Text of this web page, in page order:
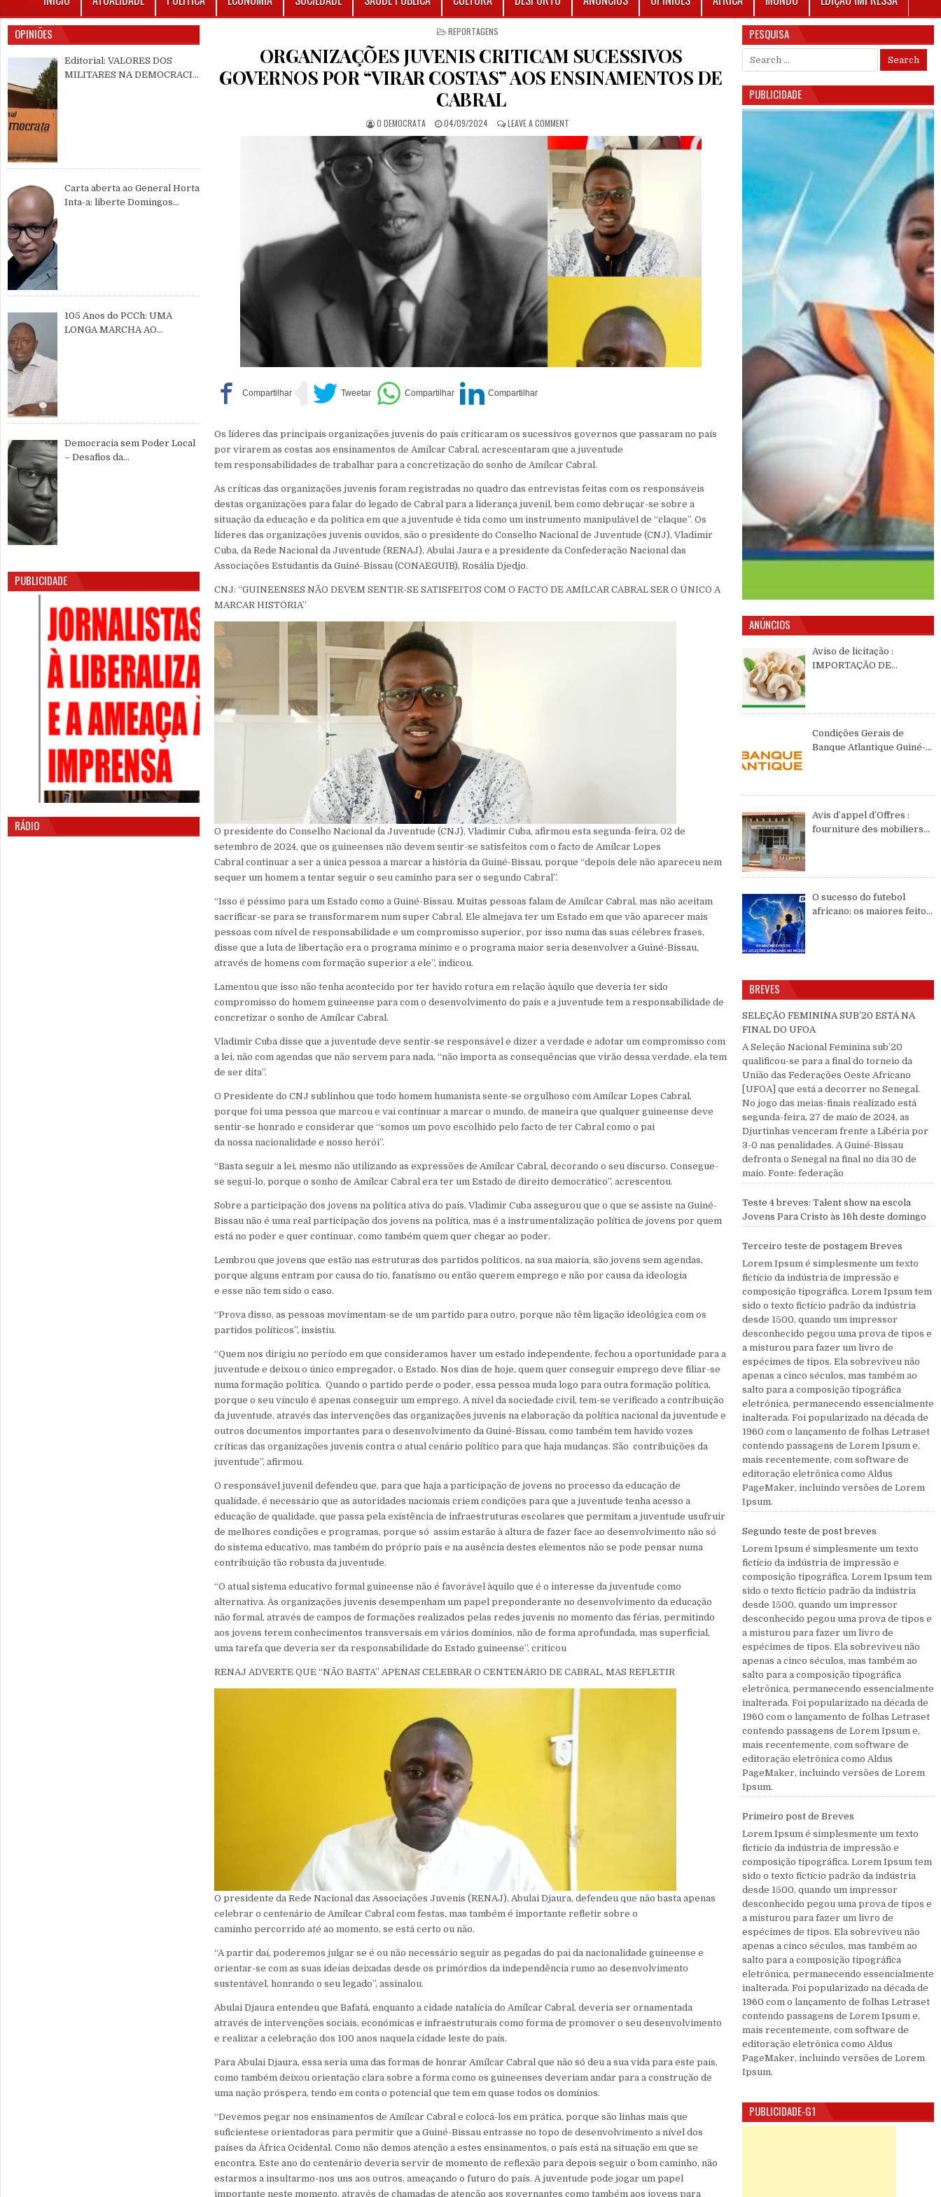
POSTED IN
REPORTAGENS
ORGANIZAÇÕES JUVENIS CRITICAM SUCESSIVOS
GOVERNOS POR “VIRAR COSTAS” AOS ENSINAMENTOS DE
CABRAL
AUTHOR:
O DEMOCRATA PUBLISHED DATE:
04/09/2024 LEAVE A COMMENTON ORGANIZAÇÕES JUVENIS CRITICAM SUCESSIVOS GOVERNOS POR “VIRAR COSTAS” AOS ENSINAMENTOS
Os líderes das principais organizações juvenis do país criticaram os sucessivos governos que passaram no país
por virarem as costas aos ensinamentos de Amílcar Cabral, acrescentaram que a juventude
tem responsabilidades de trabalhar para a concretização do sonho de Amílcar Cabral.
As críticas das organizações juvenis foram registradas no quadro das entrevistas feitas com os responsáveis
destas organizações para falar do legado de Cabral para a liderança juvenil, bem como debruçar-se sobre a
situação da educação e da política em que a juventude é tida como um instrumento manipulável de “claque”. Os
líderes das organizações juvenis ouvidos, são o presidente do Conselho Nacional de Juventude (CNJ), Vladimir
Cuba, da Rede Nacional da Juventude (RENAJ), Abulai Jaura e a presidente da Confederação Nacional das
Associações Estudantis da Guiné-Bissau (CONAEGUIB), Rosália Djedjo.
CNJ: “GUINEENSES NÃO DEVEM SENTIR-SE SATISFEITOS COM O FACTO DE AMÍLCAR CABRAL SER O ÚNICO A
MARCAR HISTÓRIA”
O presidente do Conselho Nacional da Juventude (CNJ), Vladimir Cuba, afirmou esta segunda-feira, 02 de
setembro de 2024, que os guineenses não devem sentir-se satisfeitos com o facto de Amílcar Lopes
Cabral continuar a ser a única pessoa a marcar a história da Guiné-Bissau, porque “depois dele não apareceu nem
sequer um homem a tentar seguir o seu caminho para ser o segundo Cabral”.
“Isso é péssimo para um Estado como a Guiné-Bissau. Muitas pessoas falam de Amílcar Cabral, mas não aceitam
sacrificar-se para se transformarem num super Cabral. Ele almejava ter um Estado em que vão aparecer mais
pessoas com nível de responsabilidade e um compromisso superior, por isso numa das suas célebres frases,
disse que a luta de libertação era o programa mínimo e o programa maior seria desenvolver a Guiné-Bissau,
através de homens com formação superior a ele”, indicou.
Lamentou que isso não tenha acontecido por ter havido rotura em relação àquilo que deveria ter sido
compromisso do homem guineense para com o desenvolvimento do país e a juventude tem a responsabilidade de
concretizar o sonho de Amílcar Cabral.
Vladimir Cuba disse que a juventude deve sentir-se responsável e dizer a verdade e adotar um compromisso com
a lei, não com agendas que não servem para nada, “não importa as consequências que virão dessa verdade, ela tem
de ser dita”.
O Presidente do CNJ sublinhou que todo homem humanista sente-se orgulhoso com Amílcar Lopes Cabral,
porque foi uma pessoa que marcou e vai continuar a marcar o mundo, de maneira que qualquer guineense deve
sentir-se honrado e considerar que “somos um povo escolhido pelo facto de ter Cabral como o pai
da nossa nacionalidade e nosso herói”.
“Basta seguir a lei, mesmo não utilizando as expressões de Amílcar Cabral, decorando o seu discurso. Consegue-
se segui-lo, porque o sonho de Amílcar Cabral era ter um Estado de direito democrático”, acrescentou.
Sobre a participação dos jovens na política ativa do país, Vladimir Cuba assegurou que o que se assiste na Guiné-
Bissau não é uma real participação dos jovens na política, mas é a instrumentalização política de jovens por quem
está no poder e quer continuar, como também quem quer chegar ao poder.
Lembrou que jovens que estão nas estruturas dos partidos políticos, na sua maioria, são jovens sem agendas,
porque alguns entram por causa do tio, fanatismo ou então querem emprego e não por causa da ideologia
e esse não tem sido o caso.
“Prova disso, as pessoas movimentam-se de um partido para outro, porque não têm ligação ideológica com os
partidos políticos”, insistiu.
“Quem nos dirigiu no período em que consideramos haver um estado independente, fechou a oportunidade para a
juventude e deixou o único empregador, o Estado. Nos dias de hoje, quem quer conseguir emprego deve filiar-se
numa formação política. Quando o partido perde o poder, essa pessoa muda logo para outra formação política,
porque o seu vínculo é apenas conseguir um emprego. A nível da sociedade civil, tem-se verificado a contribuição
da juventude, através das intervenções das organizações juvenis na elaboração da política nacional da juventude e
outros documentos importantes para o desenvolvimento da Guiné-Bissau, como também tem havido vozes
críticas das organizações juvenis contra o atual cenário político para que haja mudanças. São contribuições da
juventude”, afirmou.
O responsável juvenil defendeu que, para que haja a participação de jovens no processo da educação de
qualidade, é necessário que as autoridades nacionais criem condições para que a juventude tenha acesso a
educação de qualidade, que passa pela existência de infraestruturas escolares que permitam a juventude usufruir
de melhores condições e programas, porque só assim estarão à altura de fazer face ao desenvolvimento não só
do sistema educativo, mas também do próprio país e na ausência destes elementos não se pode pensar numa
contribuição tão robusta da juventude.
“O atual sistema educativo formal guineense não é favorável àquilo que é o interesse da juventude como
alternativa. Às organizações juvenis desempenham um papel preponderante no desenvolvimento da educação
não formal, através de campos de formações realizados pelas redes juvenis no momento das férias, permitindo
aos jovens terem conhecimentos transversais em vários domínios, não de forma aprofundada, mas superficial,
uma tarefa que deveria ser da responsabilidade do Estado guineense”, criticou
RENAJ ADVERTE QUE “NÃO BASTA” APENAS CELEBRAR O CENTENÁRIO DE CABRAL, MAS REFLETIR
O presidente da Rede Nacional das Associações Juvenis (RENAJ), Abulai Djaura, defendeu que não basta apenas
celebrar o centenário de Amílcar Cabral com festas, mas também é importante refletir sobre o
caminho percorrido até ao momento, se está certo ou não.
“A partir daí, poderemos julgar se é ou não necessário seguir as pegadas do pai da nacionalidade guineense e
orientar-se com as suas ideias deixadas desde os primórdios da independência rumo ao desenvolvimento
sustentável, honrando o seu legado”, assinalou.
Abulai Djaura entendeu que Bafatá, enquanto a cidade natalícia do Amílcar Cabral, deveria ser ornamentada
através de intervenções sociais, económicas e infraestruturais como forma de promover o seu desenvolvimento
e realizar a celebração dos 100 anos naquela cidade leste do país.
Para Abulai Djaura, essa seria uma das formas de honrar Amílcar Cabral que não só deu a sua vida para este país,
como também deixou orientação clara sobre a forma como os guineenses deveriam andar para a construção de
uma nação próspera, tendo em conta o potencial que tem em quase todos os domínios.
“Devemos pegar nos ensinamentos de Amílcar Cabral e colocá-los em prática, porque são linhas mais que
suficientese orientadoras para permitir que a Guiné-Bissau entrasse no topo de desenvolvimento a nível dos
países da África Ocidental. Como não demos atenção a estes ensinamentos, o país está na situação em que se
encontra. Este ano do centenário deveria servir de momento de reflexão para depois seguir o bom caminho, não
estarmos a insultarmo-nos uns aos outros, ameaçando o futuro do país. A juventude pode jogar um papel
importante neste momento, através de chamadas de atenção aos governantes como também aos jovens para
OPINIÕES
Editorial: VALORES DOS
MILITARES NA DEMOCRACIA
Carta aberta ao General Horta
Inta-a: liberte Domingos
105 Anos do PCCh: UMA
LONGA MARCHA AO
Democracia sem Poder Local
– Desafios da
PUBLICIDADE
RÁDIO
PESQUISA
Search for:
PUBLICIDADE
ANÚNCIOS
Aviso de licitação :
IMPORTAÇÃO DE
Condições Gerais de
Banque Atlantique Guiné-
Avis d’appel d’Offres :
fourniture des mobiliers
O sucesso do futebol
africano: os maiores feitos
BREVES
SELEÇÃO FEMININA SUB’20 ESTÁ NA
FINAL DO UFOA
A Seleção Nacional Feminina sub’20
qualificou-se para a final do torneio da
União das Federações Oeste Africano
[UFOA] que está a decorrer no Senegal.
No jogo das meias-finais realizado está
segunda-feira, 27 de maio de 2024, as
Djurtinhas venceram frente a Libéria por
3-0 nas penalidades. A Guiné-Bissau
defronta o Senegal na final no dia 30 de
maio. Fonte: federação
Teste 4 breves: Talent show na escola
Jovens Para Cristo às 16h deste domingo
Terceiro teste de postagem Breves
Lorem Ipsum é simplesmente um texto
fictício da indústria de impressão e
composição tipográfica. Lorem Ipsum tem
sido o texto fictício padrão da indústria
desde 1500, quando um impressor
desconhecido pegou uma prova de tipos e
a misturou para fazer um livro de
espécimes de tipos. Ela sobreviveu não
apenas a cinco séculos, mas também ao
salto para a composição tipográfica
eletrônica, permanecendo essencialmente
inalterada. Foi popularizado na década de
1960 com o lançamento de folhas Letraset
contendo passagens de Lorem Ipsum e,
mais recentemente, com software de
editoração eletrônica como Aldus
PageMaker, incluindo versões de Lorem
Ipsum.
Segundo teste de post breves
Lorem Ipsum é simplesmente um texto
fictício da indústria de impressão e
composição tipográfica. Lorem Ipsum tem
sido o texto fictício padrão da indústria
desde 1500, quando um impressor
desconhecido pegou uma prova de tipos e
a misturou para fazer um livro de
espécimes de tipos. Ela sobreviveu não
apenas a cinco séculos, mas também ao
salto para a composição tipográfica
eletrônica, permanecendo essencialmente
inalterada. Foi popularizado na década de
1960 com o lançamento de folhas Letraset
contendo passagens de Lorem Ipsum e,
mais recentemente, com software de
editoração eletrônica como Aldus
PageMaker, incluindo versões de Lorem
Ipsum.
Primeiro post de Breves
Lorem Ipsum é simplesmente um texto
fictício da indústria de impressão e
composição tipográfica. Lorem Ipsum tem
sido o texto fictício padrão da indústria
desde 1500, quando um impressor
desconhecido pegou uma prova de tipos e
a misturou para fazer um livro de
espécimes de tipos. Ela sobreviveu não
apenas a cinco séculos, mas também ao
salto para a composição tipográfica
eletrônica, permanecendo essencialmente
inalterada. Foi popularizado na década de
1960 com o lançamento de folhas Letraset
contendo passagens de Lorem Ipsum e,
mais recentemente, com software de
editoração eletrônica como Aldus
PageMaker, incluindo versões de Lorem
Ipsum.
PUBLICIDADE-G1